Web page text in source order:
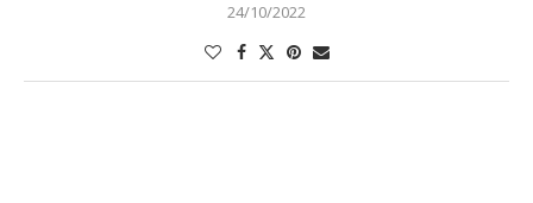
24/10/2022